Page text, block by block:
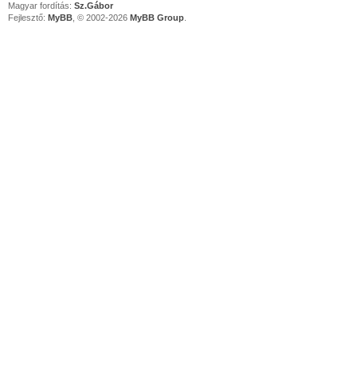
Magyar fordítás: Sz.Gábor
Fejlesztő: MyBB , © 2002-2026 MyBB Group